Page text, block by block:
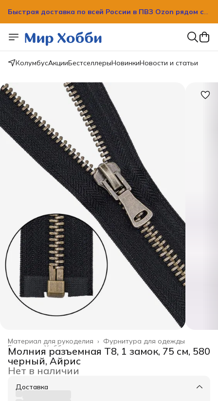
Быстрая доставка по всей России в ПВЗ Ozon рядом с
Быстрая доставка по всей России в ПВЗ Ozon рядом с
вашим домом!
КолумбусАкцииБестселлерыНовинкиНовости и статьи
Фурнитура для одежды
Материал для рукоделия ›
Хобби и творчество
Главная ›
Молния разъемная Т8, 1 замок, 75 см, 580
черный, Айрис
Нет в наличии
Доставка